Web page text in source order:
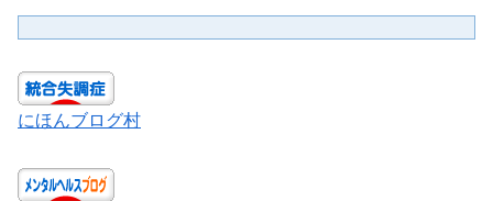
にほんブログ村